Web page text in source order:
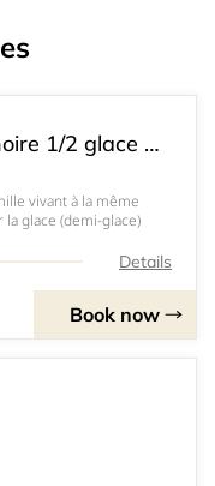
Location de la patinoire 1/2 glace (Section Visiteur)
vivant à la même
glace (demi-glace)
Details
Book now